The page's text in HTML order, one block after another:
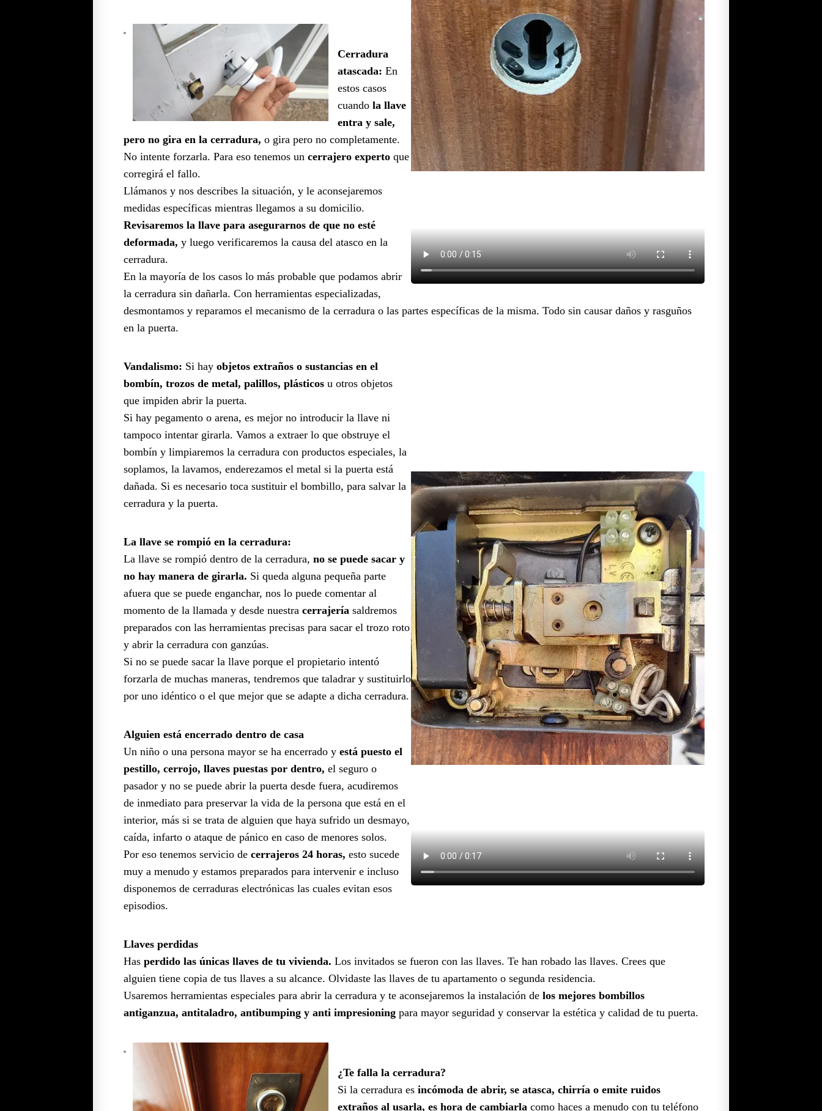
Cerradura
atascada: En
estos casos
cuando la llave
entra y sale,
pero no gira en la cerradura, o gira pero no completamente.
No intente forzarla. Para eso tenemos un cerrajero experto que
corregirá el fallo.
Llámanos y nos describes la situación, y le aconsejaremos
medidas específicas mientras llegamos a su domicilio.
Revisaremos la llave para asegurarnos de que no esté
deformada, y luego verificaremos la causa del atasco en la
cerradura.
En la mayoría de los casos lo más probable que podamos abrir
la cerradura sin dañarla. Con herramientas especializadas,
desmontamos y reparamos el mecanismo de la cerradura o las partes específicas de la misma. Todo sin causar daños y rasguños
en la puerta.
Vandalismo: Si hay objetos extraños o sustancias en el
bombín, trozos de metal, palillos, plásticos u otros objetos
que impiden abrir la puerta.
Si hay pegamento o arena, es mejor no introducir la llave ni
tampoco intentar girarla. Vamos a extraer lo que obstruye el
bombín y limpiaremos la cerradura con productos especiales, la
soplamos, la lavamos, enderezamos el metal si la puerta está
dañada. Si es necesario toca sustituir el bombillo, para salvar la
cerradura y la puerta.
La llave se rompió en la cerradura:
La llave se rompió dentro de la cerradura, no se puede sacar y
no hay manera de girarla. Si queda alguna pequeña parte
afuera que se puede enganchar, nos lo puede comentar al
momento de la llamada y desde nuestra cerrajería saldremos
preparados con las herramientas precisas para sacar el trozo roto
y abrir la cerradura con ganzúas.
Si no se puede sacar la llave porque el propietario intentó
forzarla de muchas maneras, tendremos que taladrar y sustituirlo
por uno idéntico o el que mejor que se adapte a dicha cerradura.
Alguien está encerrado dentro de casa
Un niño o una persona mayor se ha encerrado y está puesto el
pestillo, cerrojo, llaves puestas por dentro, el seguro o
pasador y no se puede abrir la puerta desde fuera, acudiremos
de inmediato para preservar la vida de la persona que está en el
interior, más si se trata de alguien que haya sufrido un desmayo,
caída, infarto o ataque de pánico en caso de menores solos.
Por eso tenemos servicio de cerrajeros 24 horas, esto sucede
muy a menudo y estamos preparados para intervenir e incluso
disponemos de cerraduras electrónicas las cuales evitan esos
episodios.
Llaves perdidas
Has perdido las únicas llaves de tu vivienda. Los invitados se fueron con las llaves. Te han robado las llaves. Crees que
alguien tiene copia de tus llaves a su alcance. Olvidaste las llaves de tu apartamento o segunda residencia.
Usaremos herramientas especiales para abrir la cerradura y te aconsejaremos la instalación de los mejores bombillos
antiganzua, antitaladro, antibumping y anti impresioning para mayor seguridad y conservar la estética y calidad de tu puerta.
¿Te falla la cerradura?
Si la cerradura es incómoda de abrir, se atasca, chirría o emite ruidos
extraños al usarla, es hora de cambiarla como haces a menudo con tu teléfono